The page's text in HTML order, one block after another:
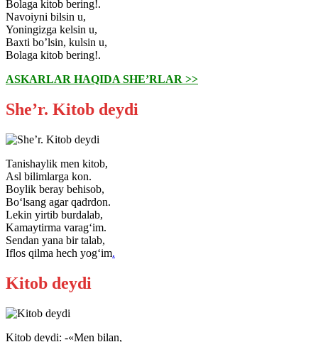
Bolaga kitob bering!.
Navoiyni bilsin u,
Yoningizga kelsin u,
Baxti boʼlsin, kulsin u,
Bolaga kitob bering!.
ASKARLAR HAQIDA SHE’RLAR >>
She’r. Kitob deydi
Tanishaylik men kitob,
Asl bilimlarga kon.
Boylik beray behisob,
Bo‘lsang agar qadrdon.
Lekin yirtib burdalab,
Kamaytirma varag‘im.
Sendan yana bir talab,
Iflos qilma hech yog‘im.
Kitob deydi
Kitob deydi: -«Men bilan,